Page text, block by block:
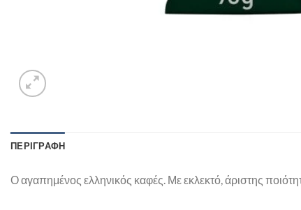
ΠΕΡΙΓΡΑΦΉ
Ο αγαπημένος ελληνικός καφές. Με εκλεκτό, άριστης